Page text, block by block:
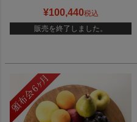
¥100,440税込
販売を終了しました。